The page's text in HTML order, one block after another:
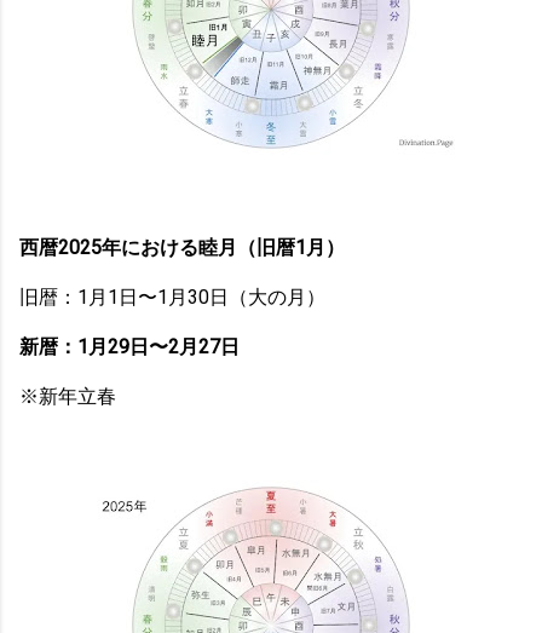
西暦2025年における睦月（旧暦1月）
旧暦：1月1日〜1月30日（大の月）
新暦：1月29日〜2月27日
※新年立春